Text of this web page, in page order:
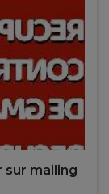
sur mailing